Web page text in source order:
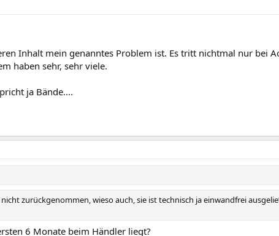
Inhalt mein genanntes Problem ist. Es tritt nichtmal nur bei
haben sehr, sehr viele.
ja Bände....
zurückgenommen, wieso auch, sie ist technisch ja einwandfrei
6 Monate beim Händler liegt?